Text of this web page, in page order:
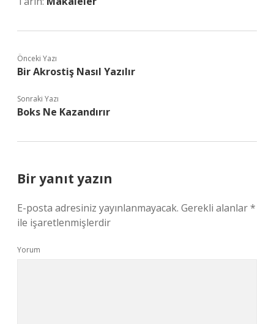
Önceki Yazı
Bir Akrostiş Nasıl Yazılır
Sonraki Yazı
Boks Ne Kazandırır
Bir yanıt yazın
E-posta adresiniz yayınlanmayacak. Gerekli alanlar*
ile işaretlenmişlerdir
Yorum